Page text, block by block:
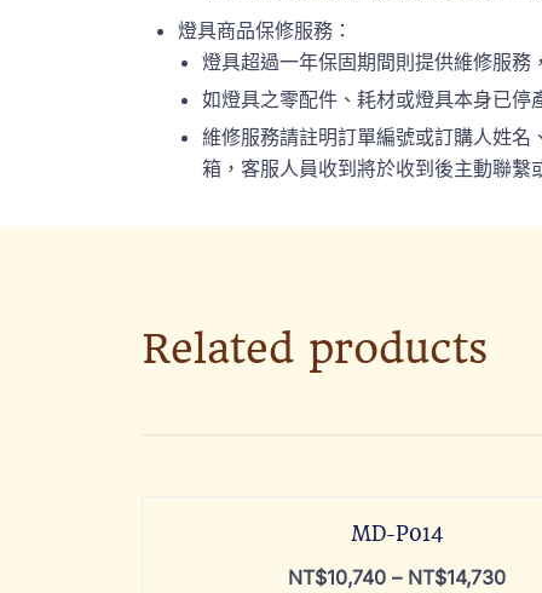
燈具商品保修服務：
燈具超過一年保固期間則提供維修服務
如燈具之零配件、耗材或燈具本身已停
維修服務請註明訂單編號或訂購人姓
箱，客服人員收到將於收到後主動聯繫
Related products
MD-P014
NT$10,740 – NT$14,730